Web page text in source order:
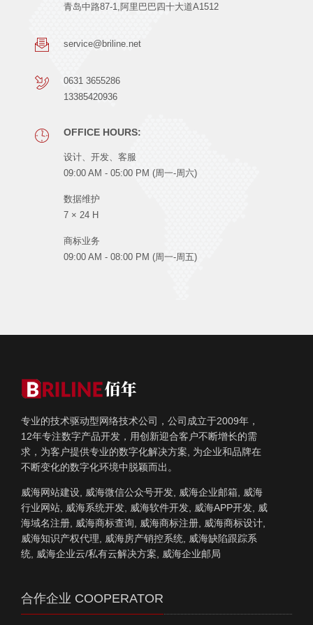
青岛中路87-1,阿里巴巴四十大道A1512
service@briline.net
0631 3655286
13385420936
OFFICE HOURS:
设计、开发、客服
09:00 AM - 05:00 PM (周一-周六)
数据维护
7 × 24 H
商标业务
09:00 AM - 08:00 PM (周一-周五)
专业的技术驱动型网络技术公司，公司成立于2009年，
12年专注数字产品开发，用创新迎合客户不断增长的需
求，为客户提供专业的数字化解决方案, 为企业和品牌在
不断变化的数字化环境中脱颖而出。
威海网站建设, 威海微信公众号开发, 威海企业邮箱, 威海
行业网站, 威海系统开发, 威海软件开发, 威海APP开发, 威
海域名注册, 威海商标查询, 威海商标注册, 威海商标设计,
威海知识产权代理, 威海房产销控系统, 威海缺陷跟踪系
统, 威海企业云/私有云解决方案, 威海企业邮局
合作企业 COOPERATOR